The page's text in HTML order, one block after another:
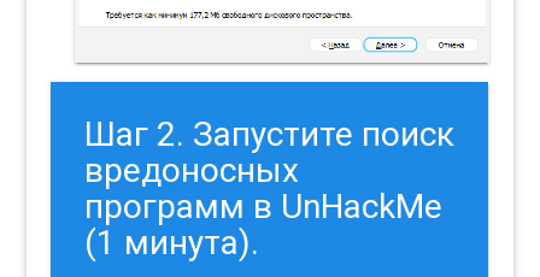
Шаг 2. Запустите поиск
вредоносных
программ в UnHackMe
(1 минута).